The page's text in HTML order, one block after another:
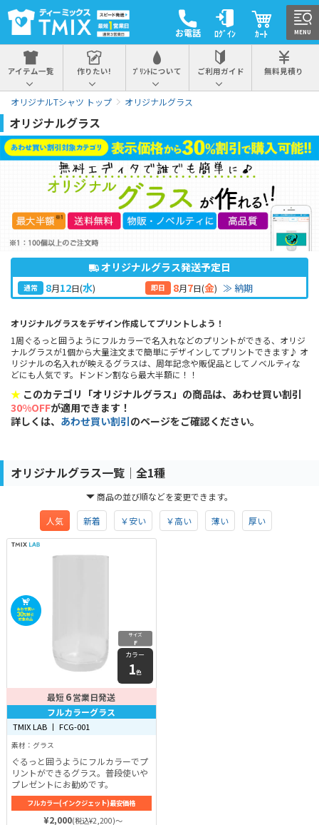
お電話 ﾛｸﾞｲﾝ ｶｰﾄ
アイテム一覧 作りたい! ﾌﾟﾘﾝﾄについて ご利用ガイド 無料見積り
オリジナルTシャツ トップ オリジナルグラス
オリジナルグラス
オリジナルグラス発送予定日
通常 8月12日(水) 即日 8月7日(金) ≫ 納期
オリジナルグラスをデザイン作成してプリントしよう！
1周ぐるっと囲うようにフルカラーで名入れなどのプリントができる、オリジ
ナルグラスが1個から大量注文まで簡単にデザインしてプリントできます♪ オ
リジナルの名入れが映えるグラスは、周年記念や販促品としてノベルティな
どにも人気です。ドンドン割なら最大半額に！！
★ このカテゴリ「オリジナルグラス」の商品は、あわせ買い割引
30%OFFが適用できます！
詳しくは、 あわせ買い割引のページをご確認ください。
オリジナルグラス一覧│全1種
商品の並び順などを変更できます。
人気
新着 ￥安い ￥高い 薄い 厚い
サイズ
F
カラー
1色
最短6営業日発送
フルカラーグラス
TMIX LAB 丨 FCG-001
素材：グラス
ぐるっと囲うようにフルカラーでプ
リントができるグラス。普段使いや
プレゼントにお勧めです。
フルカラー(インクジェット)最安価格
¥2,000(税込¥2,200)～
MENU